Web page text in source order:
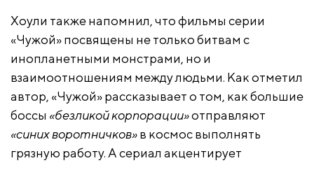
Хоули также напомнил, что фильмы серии
«Чужой» посвящены не только битвам с
инопланетными монстрами, но и
взаимоотношениям между людьми. Как отметил
автор, «Чужой» рассказывает о том, как большие
боссы «безликой корпорации»отправляют
«синих воротничков»в космос выполнять
грязную работу. А сериал акцентирует